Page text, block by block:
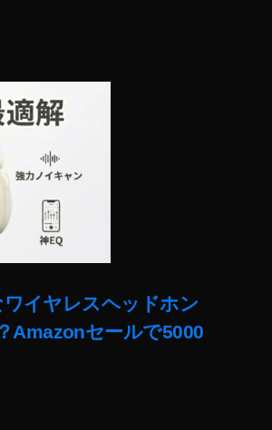
イヤレスヘッドホン
Amazonセールで5000